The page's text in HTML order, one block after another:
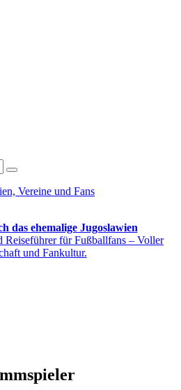
Vereine und Fans
das ehemalige Jugoslawien
Reiseführer für Fußballfans – Voller
und Fankultur.